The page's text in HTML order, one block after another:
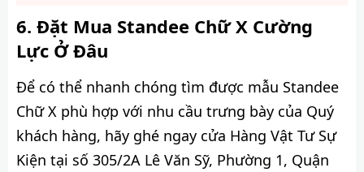
Đặt Mua Standee Chữ X Cường
Lực Ở Đâu
Để có thể nhanh chóng tìm được mẫu Standee
Chữ X phù hợp với nhu cầu trưng bày của Quý
khách hàng, hãy ghé ngay cửa Hàng Vật Tư Sự
Kiện tại số 305/2A Lê Văn Sỹ, Phường 1, Quận